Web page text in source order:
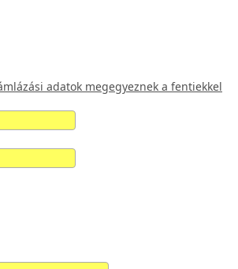
adatok megegyeznek a fentiekkel